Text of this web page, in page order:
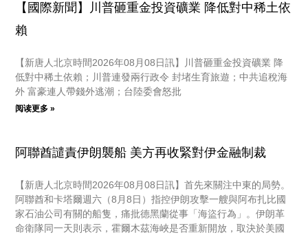
【國際新聞】川普砸重金投資礦業 降低對中稀土依
賴
【新唐人北京時間2026年08月08日訊】川普砸重金投資礦業 降
低對中稀土依賴；川普連發兩行政令 封堵生育旅遊；中共追稅海
外 富豪連人帶錢外逃潮；台陸委會怒批
阅读更多 »
阿聯酋譴責伊朗襲船 美方再收緊對伊金融制裁
【新唐人北京時間2026年08月08日訊】首先來關注中東的局勢。
阿聯酋和卡塔爾週六（8月8日）指控伊朗攻擊一艘與阿布扎比國
家石油公司有關的船隻，痛批德黑蘭從事「海盜行為」。伊朗革
命衛隊同一天則表示，霍爾木茲海峽是否重新開放，取決於美國